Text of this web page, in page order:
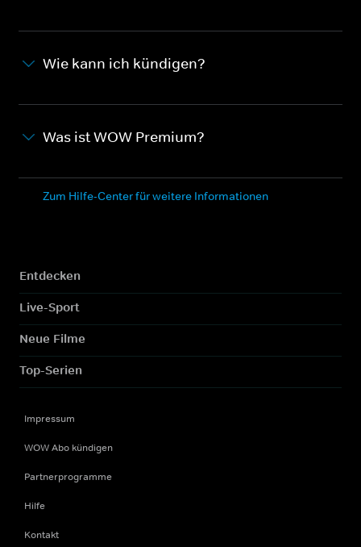
Wie kann ich kündigen?
Was ist WOW Premium?
Zum Hilfe-Center für weitere Informationen
Entdecken
Live-Sport
Neue Filme
Top-Serien
Impressum
WOW Abo kündigen
Partnerprogramme
Hilfe
Kontakt